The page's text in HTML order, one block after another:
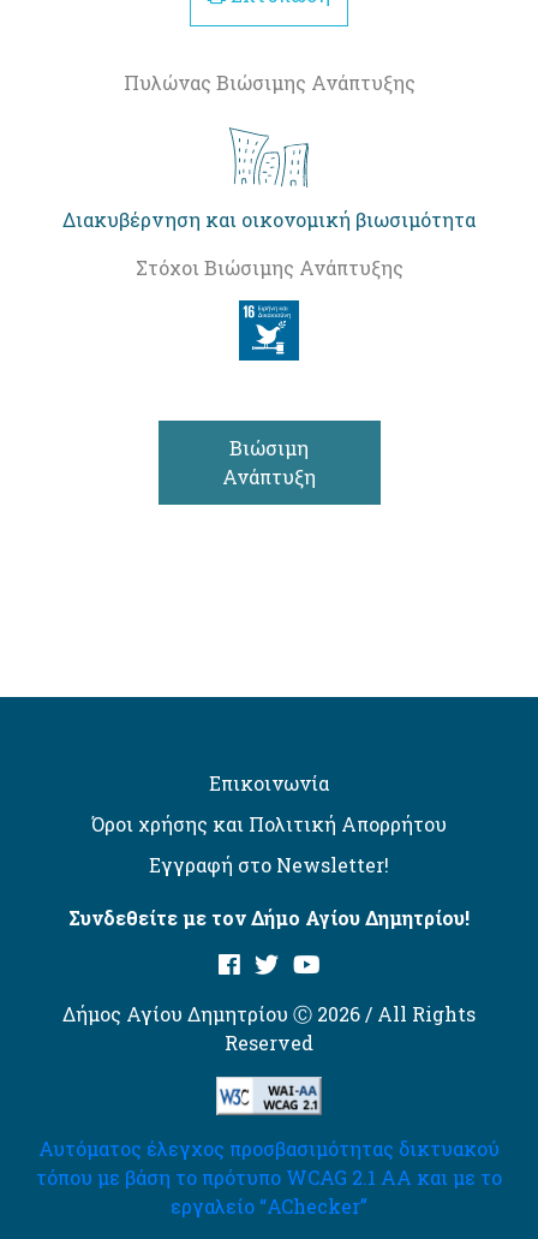
Πυλώνας Βιώσιμης Ανάπτυξης
Διακυβέρνηση και οικονομική βιωσιμότητα
Στόχοι Βιώσιμης Ανάπτυξης
Βιώσιμη
Ανάπτυξη
Επικοινωνία
Όροι χρήσης και Πολιτική Απορρήτου
Εγγραφή στο Newsletter!
Συνδεθείτε με τον Δήμο Αγίου Δημητρίου!
Δήμος Αγίου Δημητρίου Ⓒ 2026 / All Rights
Reserved
Αυτόματος έλεγχος προσβασιμότητας δικτυακού
τόπου με βάση το πρότυπο WCAG 2.1 AA και με το
εργαλείο “AChecker”